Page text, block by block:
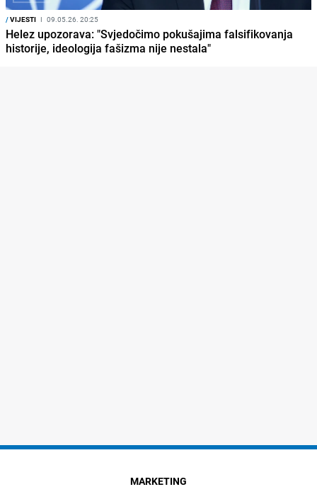
/VIJESTI I 09.05.26. 20:25
Helez upozorava: "Svjedočimo pokušajima falsifikovanja
historije, ideologija fašizma nije nestala"
MARKETING